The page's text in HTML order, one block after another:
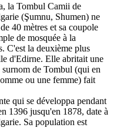
la Tombul Camii de
(Şumnu, Shumen) ne
40 mètres et sa coupole
de mosquée à la
C'est la deuxième plus
d'Edirne. Elle abritait une
de Tombul (qui en
ou une femme) fait
qui se développa pendant
1396 jusqu'en 1878, date à
Sa population est